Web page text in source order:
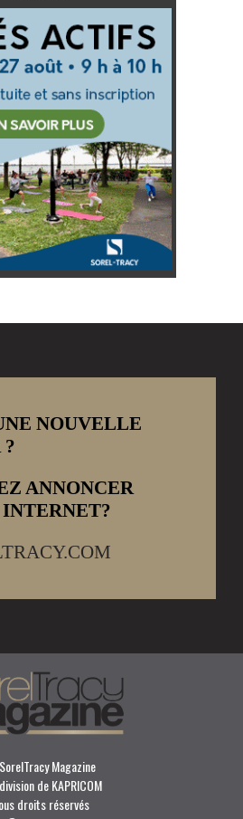
NOUVELLE
?
ANNONCER
Magazine
de KAPRICOM
droits réservés